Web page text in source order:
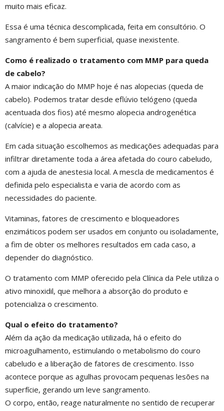
muito mais eficaz.
Essa é uma técnica descomplicada, feita em consultório. O
sangramento é bem superficial, quase inexistente.
Como é realizado o tratamento com MMP para queda
de cabelo?
A maior indicação do MMP hoje é nas alopecias (queda de
cabelo). Podemos tratar desde eflúvio telógeno (queda
acentuada dos fios) até mesmo alopecia androgenética
(calvície) e a alopecia areata.
Em cada situação escolhemos as medicações adequadas para
infiltrar diretamente toda a área afetada do couro cabeludo,
com a ajuda de anestesia local. A mescla de medicamentos é
definida pelo especialista e varia de acordo com as
necessidades do paciente.
Vitaminas, fatores de crescimento e bloqueadores
enzimáticos podem ser usados em conjunto ou isoladamente,
a fim de obter os melhores resultados em cada caso, a
depender do diagnóstico.
O tratamento com MMP oferecido pela Clínica da Pele utiliza o
ativo minoxidil, que melhora a absorção do produto e
potencializa o crescimento.
Qual o efeito do tratamento?
Além da ação da medicação utilizada, há o efeito do
microagulhamento, estimulando o metabolismo do couro
cabeludo e a liberação de fatores de crescimento. Isso
acontece porque as agulhas provocam pequenas lesões na
superfície, gerando um leve sangramento.
O corpo, então, reage naturalmente no sentido de recuperar